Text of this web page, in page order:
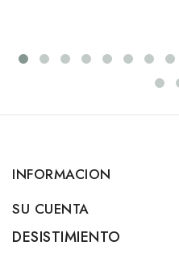
INFORMACION
SU CUENTA
DESISTIMIENTO